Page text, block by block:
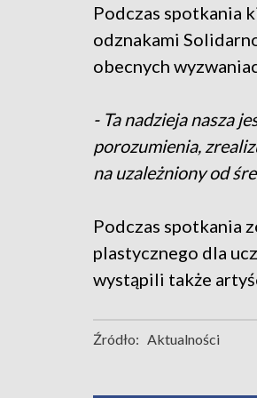
Podczas spotkania
odznakami
obecnych
- Ta nadzieja nasza
porozumienia,
na uzależniony od
Podczas spotkania
plastycznego dla
wystąpili także
Źródło: Aktualności